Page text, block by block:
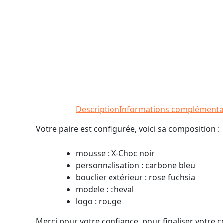
DescriptionInformations
Votre paire est configurée, voici sa composition :
mousse : X-Choc noir
personnalisation : carbone bleu
bouclier extérieur : rose fuchsia
modele : cheval
logo : rouge